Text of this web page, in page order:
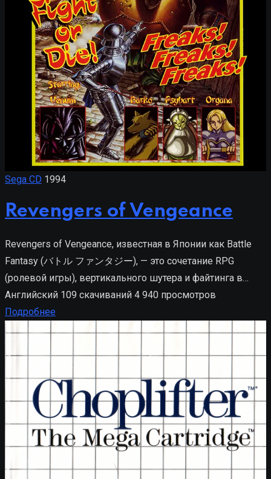
Sega CD 1994
Revengers of Vengeance
Revengers of Vengeance, известная в Японии как Battle
Fantasy (バトル ファンタジー), — это сочетание RPG
(ролевой игры), вертикального шутера и файтинга в…
Английский 109 скачиваний 4 940 просмотров
Подробнее